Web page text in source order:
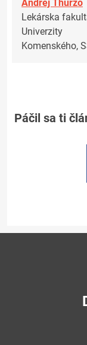
Andrej Thurzo
Lekárska
Univerzity
Komenského,
Páčil sa ti